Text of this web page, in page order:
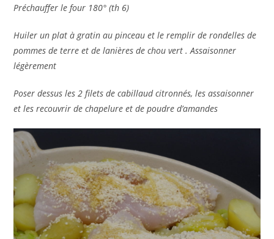
Préchauffer le four 180° (th 6)
Huiler un plat à gratin au pinceau et le remplir de rondelles de
pommes de terre et de lanières de chou vert . Assaisonner
légèrement
Poser dessus les 2 filets de cabillaud citronnés, les assaisonner
et les recouvrir de chapelure et de poudre d’amandes